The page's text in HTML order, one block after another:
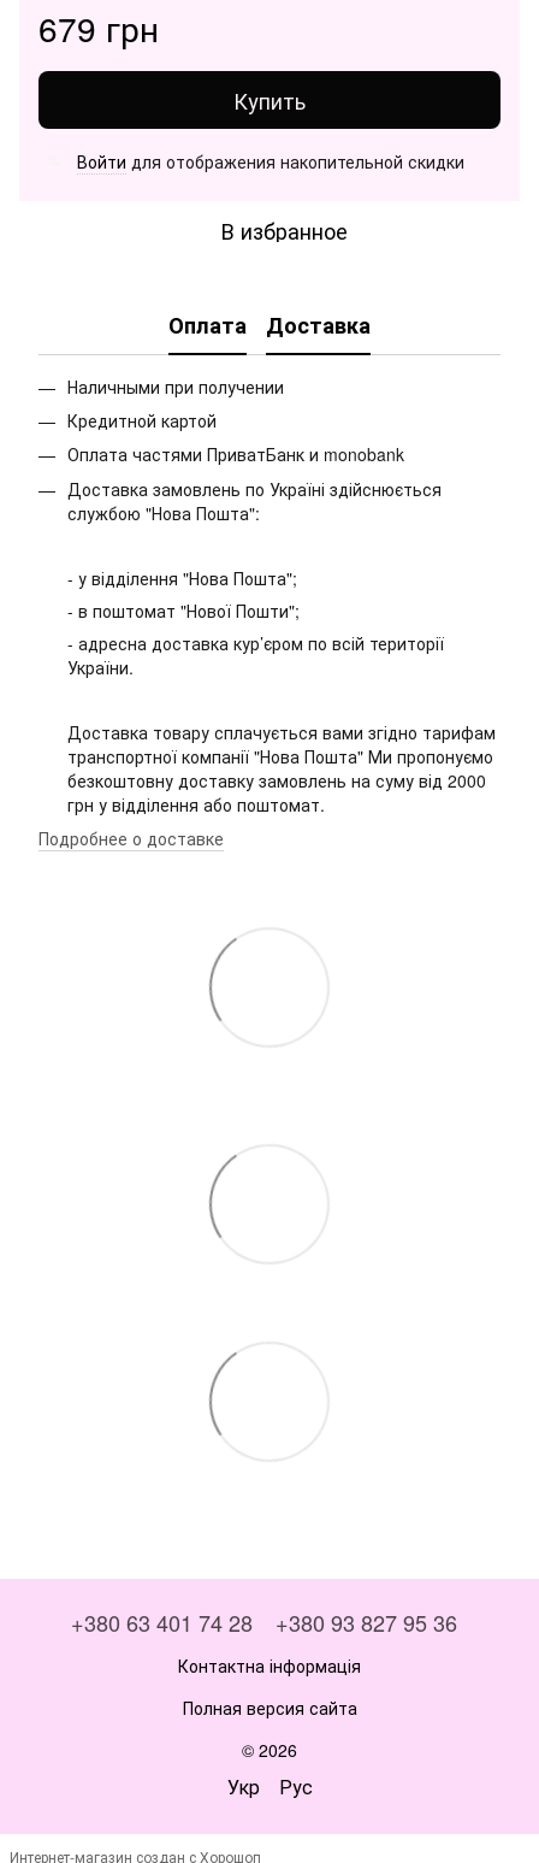
679 грн
Купить
Войти для отображения накопительной скидки
В избранное
Оплата Доставка
Наличными при получении
Кредитной картой
Оплата частями ПриватБанк и monobank
Доставка замовлень по Україні здійснюється
службою "Нова Пошта":
- у відділення "Нова Пошта";
- в поштомат "Нової Пошти";
- адресна доставка кур’єром по всій території
України.
Доставка товару сплачується вами згідно тарифам
транспортної компанії "Нова Пошта" Ми пропонуємо
безкоштовну доставку замовлень на суму від 2000
грн у відділення або поштомат.
Подробнее о доставке
+380 63 401 74 28 +380 93 827 95 36
Контактна інформація
Полная версия сайта
© 2026
Укр Рус
Интернет-магазин создан с Хорошоп